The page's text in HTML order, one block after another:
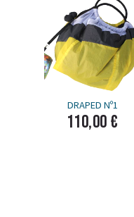
DRAPED Nº1
110,00 €